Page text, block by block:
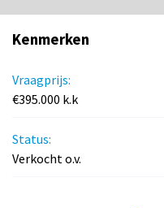
Kenmerken
Vraagprijs:
€395.000 k.k
Status:
Verkocht o.v.